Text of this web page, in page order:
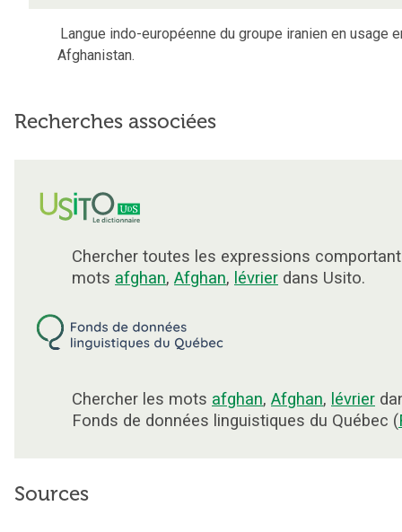
Langue indo-européenne du groupe iranien en usage
Afghanistan.
Recherches associées
Chercher toutes les expressions
mots afghan, Afghan, lévrier dans Usito.
Chercher les mots afghan, Afghan, lévrier
Fonds de données linguistiques du Québec (
Sources